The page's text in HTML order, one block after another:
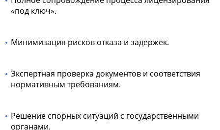
«под ключ».
Минимизация рисков отказа и задержек.
Экспертная проверка документов и соответствия
нормативным требованиям.
Решение спорных ситуаций с государственными
органами.